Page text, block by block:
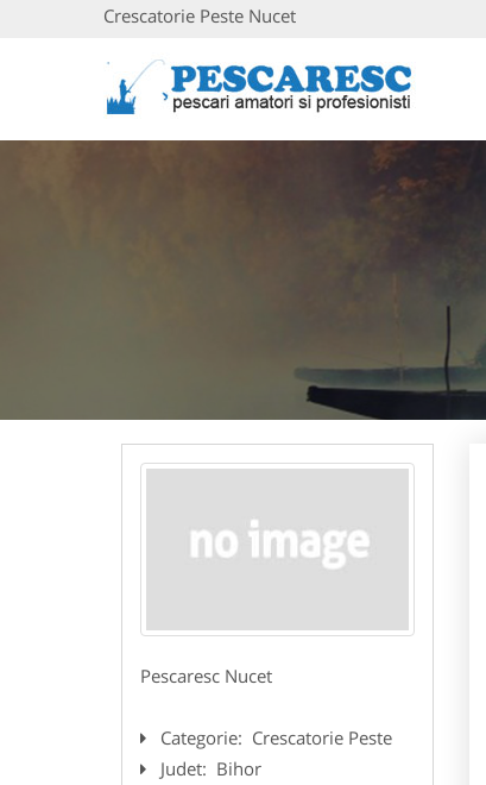
Crescatorie Peste Nucet
Pescaresc Nucet
Categorie: Crescatorie Peste
Judet: Bihor